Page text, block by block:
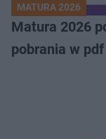
MATURA 2026
Matura 2026
pobrania w